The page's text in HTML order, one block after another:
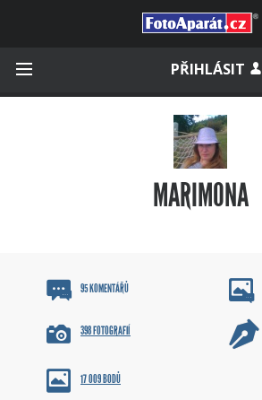
PŘIHLÁSIT
Zapamatovat
MARIMONA
95 KOMENTÁŘŮ
398 FOTOGRAFIÍ
17 009 BODŮ